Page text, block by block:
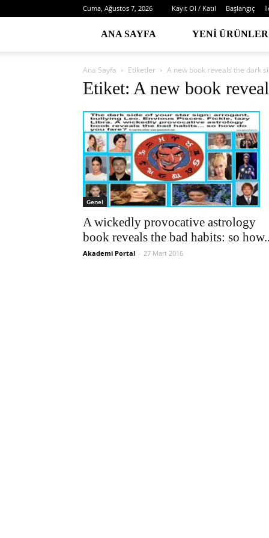
Cuma, Ağustos 7, 2026 Kayıt Ol / Katıl Başlangıç
ANA SAYFA YENI ÜRÜNLER
Ana Sayfa Etiketler A new book reveals the dark
Etiket: A new book
Genel
A wickedly provocative astrology
book reveals the bad habits: so
Akademi Portal - 27 Mart 2016